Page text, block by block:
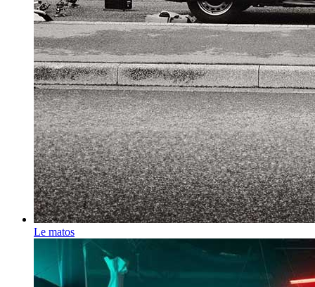
Le matos